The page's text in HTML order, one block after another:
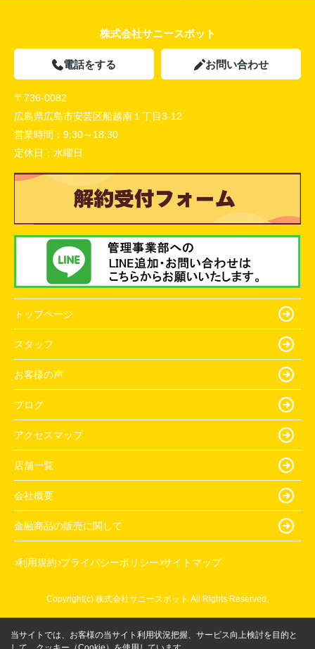
株式会社サニースポット
電話をする お問い合わせ
〒736-0082
広島県広島市安芸区船越南１丁目3-12
営業時間： 9:30～18:30
定休日： 水曜日
トップページ
スタッフ
お客様の声
ブログ
アクセスマップ
店舗一覧
会社概要
金融商品の販売に関して
利用規約 プライバシーポリシー サイトマップ
Copyright(c) 株式会社サニースポット All Rights Reserved.
当サイトでは、お客様の当サイト利用状況把握、サービス向上検討を目的と